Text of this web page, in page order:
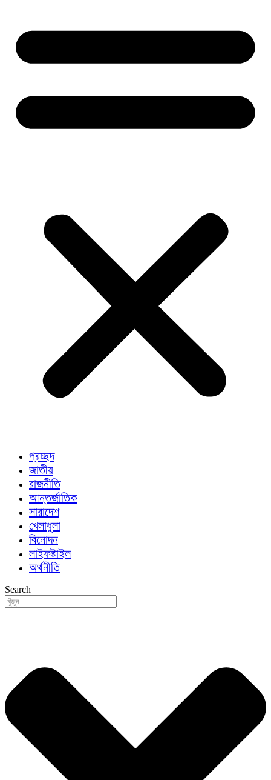
প্রচ্ছদ
জাতীয়
রাজনীতি
আন্তর্জাতিক
সারাদেশ
খেলাধুলা
বিনোদন
লাইফষ্টাইল
অর্থনীতি
Search